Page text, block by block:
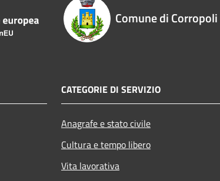
Comune di Corropoli
CATEGORIE DI SERVIZIO
Anagrafe e stato civile
Cultura e tempo libero
Vita lavorativa